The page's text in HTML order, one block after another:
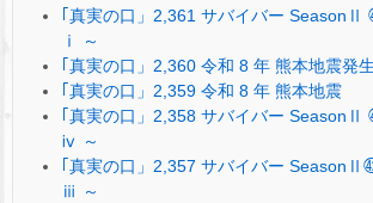
｢真実の口」2,361 サバイバー SeasonⅡ
ⅰ ～
｢真実の口」2,360 令和 8 年 熊本地震発
｢真実の口」2,359 令和 8 年 熊本地震
｢真実の口」2,358 サバイバー SeasonⅡ
ⅳ ～
｢真実の口」2,357 サバイバー SeasonⅡ
ⅲ ～